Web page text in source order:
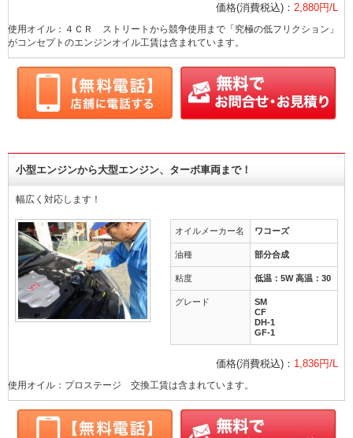
価格(消費税込)： 2,880円/L
使用オイル：４ＣＲ ストリートから競争使用まで「究極の低フリクション」
がコンセプトのエンジンオイル工賃は含まれています。
小型エンジンから大型エンジン、ターボ車両まで！
幅広く対応します！
オイルメーカー名 ワコーズ
油種 部分合成
粘度 低温：5W 高温：30
グレード
SM
CF
DH-1
GF-1
価格(消費税込)： 1,836円/L
使用オイル：プロステージ 交換工賃は含まれています。